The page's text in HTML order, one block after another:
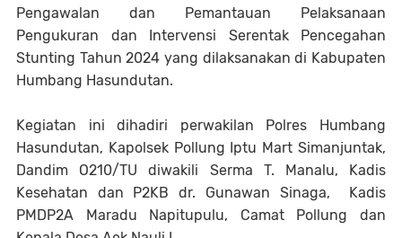
Pengawalan dan Pemantauan Pelaksanaan
Pengukuran dan Intervensi Serentak Pencegahan
Stunting Tahun 2024 yang dilaksanakan di Kabupaten
Humbang Hasundutan.
Kegiatan ini dihadiri perwakilan Polres Humbang
Hasundutan, Kapolsek Pollung Iptu Mart Simanjuntak,
Dandim O210/TU diwakili Serma T. Manalu, Kadis
Kesehatan dan P2KB dr. Gunawan Sinaga, Kadis
PMDP2A Maradu Napitupulu, Camat Pollung dan